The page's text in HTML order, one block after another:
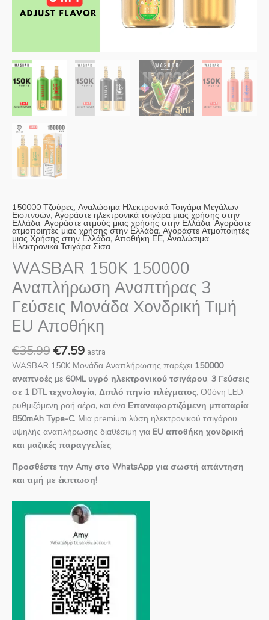
150000 Τζούρες, Αναλώσιμα Ηλεκτρονικά Τσιγάρα Μεγάλων
Εισπνοών, Αγοράστε ηλεκτρονικά τσιγάρα μιας χρήσης στην
Ελλάδα, Αγοράστε ατμούς μιας χρήσης στην Ελλάδα,Αγοράστε
ατμοποιητές μιας χρήσης στην Ελλάδα, Αγοράστε Ατμοποιητές
μιας Χρήσης στην Ελλάδα, Αποθήκη ΕΕ, Αναλώσιμα
Ηλεκτρονικά Τσιγάρα Σίσα
WASBAR 150K 150000
Αναπλήρωση Αναπτήρας 3
Γεύσεις Μονάδα Χονδρική Τιμή
EU Αποθήκη
€35.99€7.59 astra
WASBAR 150K Μονάδα Αναπλήρωσης παρέχει 150000
αναπνοές με 60ML υγρό ηλεκτρονικού τσιγάρου, 3 Γεύσεις
σε 1 DTL τεχνολογία, Διπλό πηνίο πλέγματος, Οθόνη LED,
ρυθμιζόμενη ροή αέρα, και ένα Επαναφορτιζόμενη μπαταρία
850mAh Type-C. Μια premium λύση ηλεκτρονικού τσιγάρου
υψηλής αναπλήρωσης διαθέσιμη για EU αποθήκη χονδρική
και μαζικές παραγγελίες.
Προσθέστε την Amy στο WhatsApp για σωστή απάντηση
και τιμή με έκπτωση!
Danish
Lithuanian
Slovenian
Czech